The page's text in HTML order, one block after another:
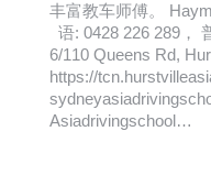
丰富教车师傅。
语: 0428 226 289，
6/110 Queens Rd,
https://
Asiadrivingschool…